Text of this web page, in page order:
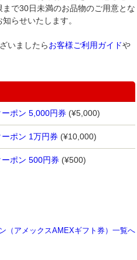
で30日未満のお品物のご用意とな
らせいたします。
いましたらお客様ご利用ガイドや
ポン 5,000円券 (¥5,000)
ポン 1万円券 (¥10,000)
ポン 500円券 (¥500)
（アメックスAMEXギフト券）一覧へ